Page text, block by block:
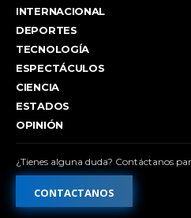
INTERNACIONAL
DEPORTES
TECNOLOGÍA
ESPECTÁCULOS
CIENCIA
ESTADOS
OPINIÓN
¿Tienes alguna duda? Contáctanos
CONTACTANOS